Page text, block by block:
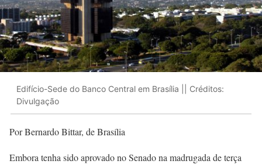
Edifício-Sede do Banco Central em Brasília || Créditos:
Divulgação
Por Bernardo Bittar, de Brasília
Embora tenha sido aprovado no Senado na madrugada de terça